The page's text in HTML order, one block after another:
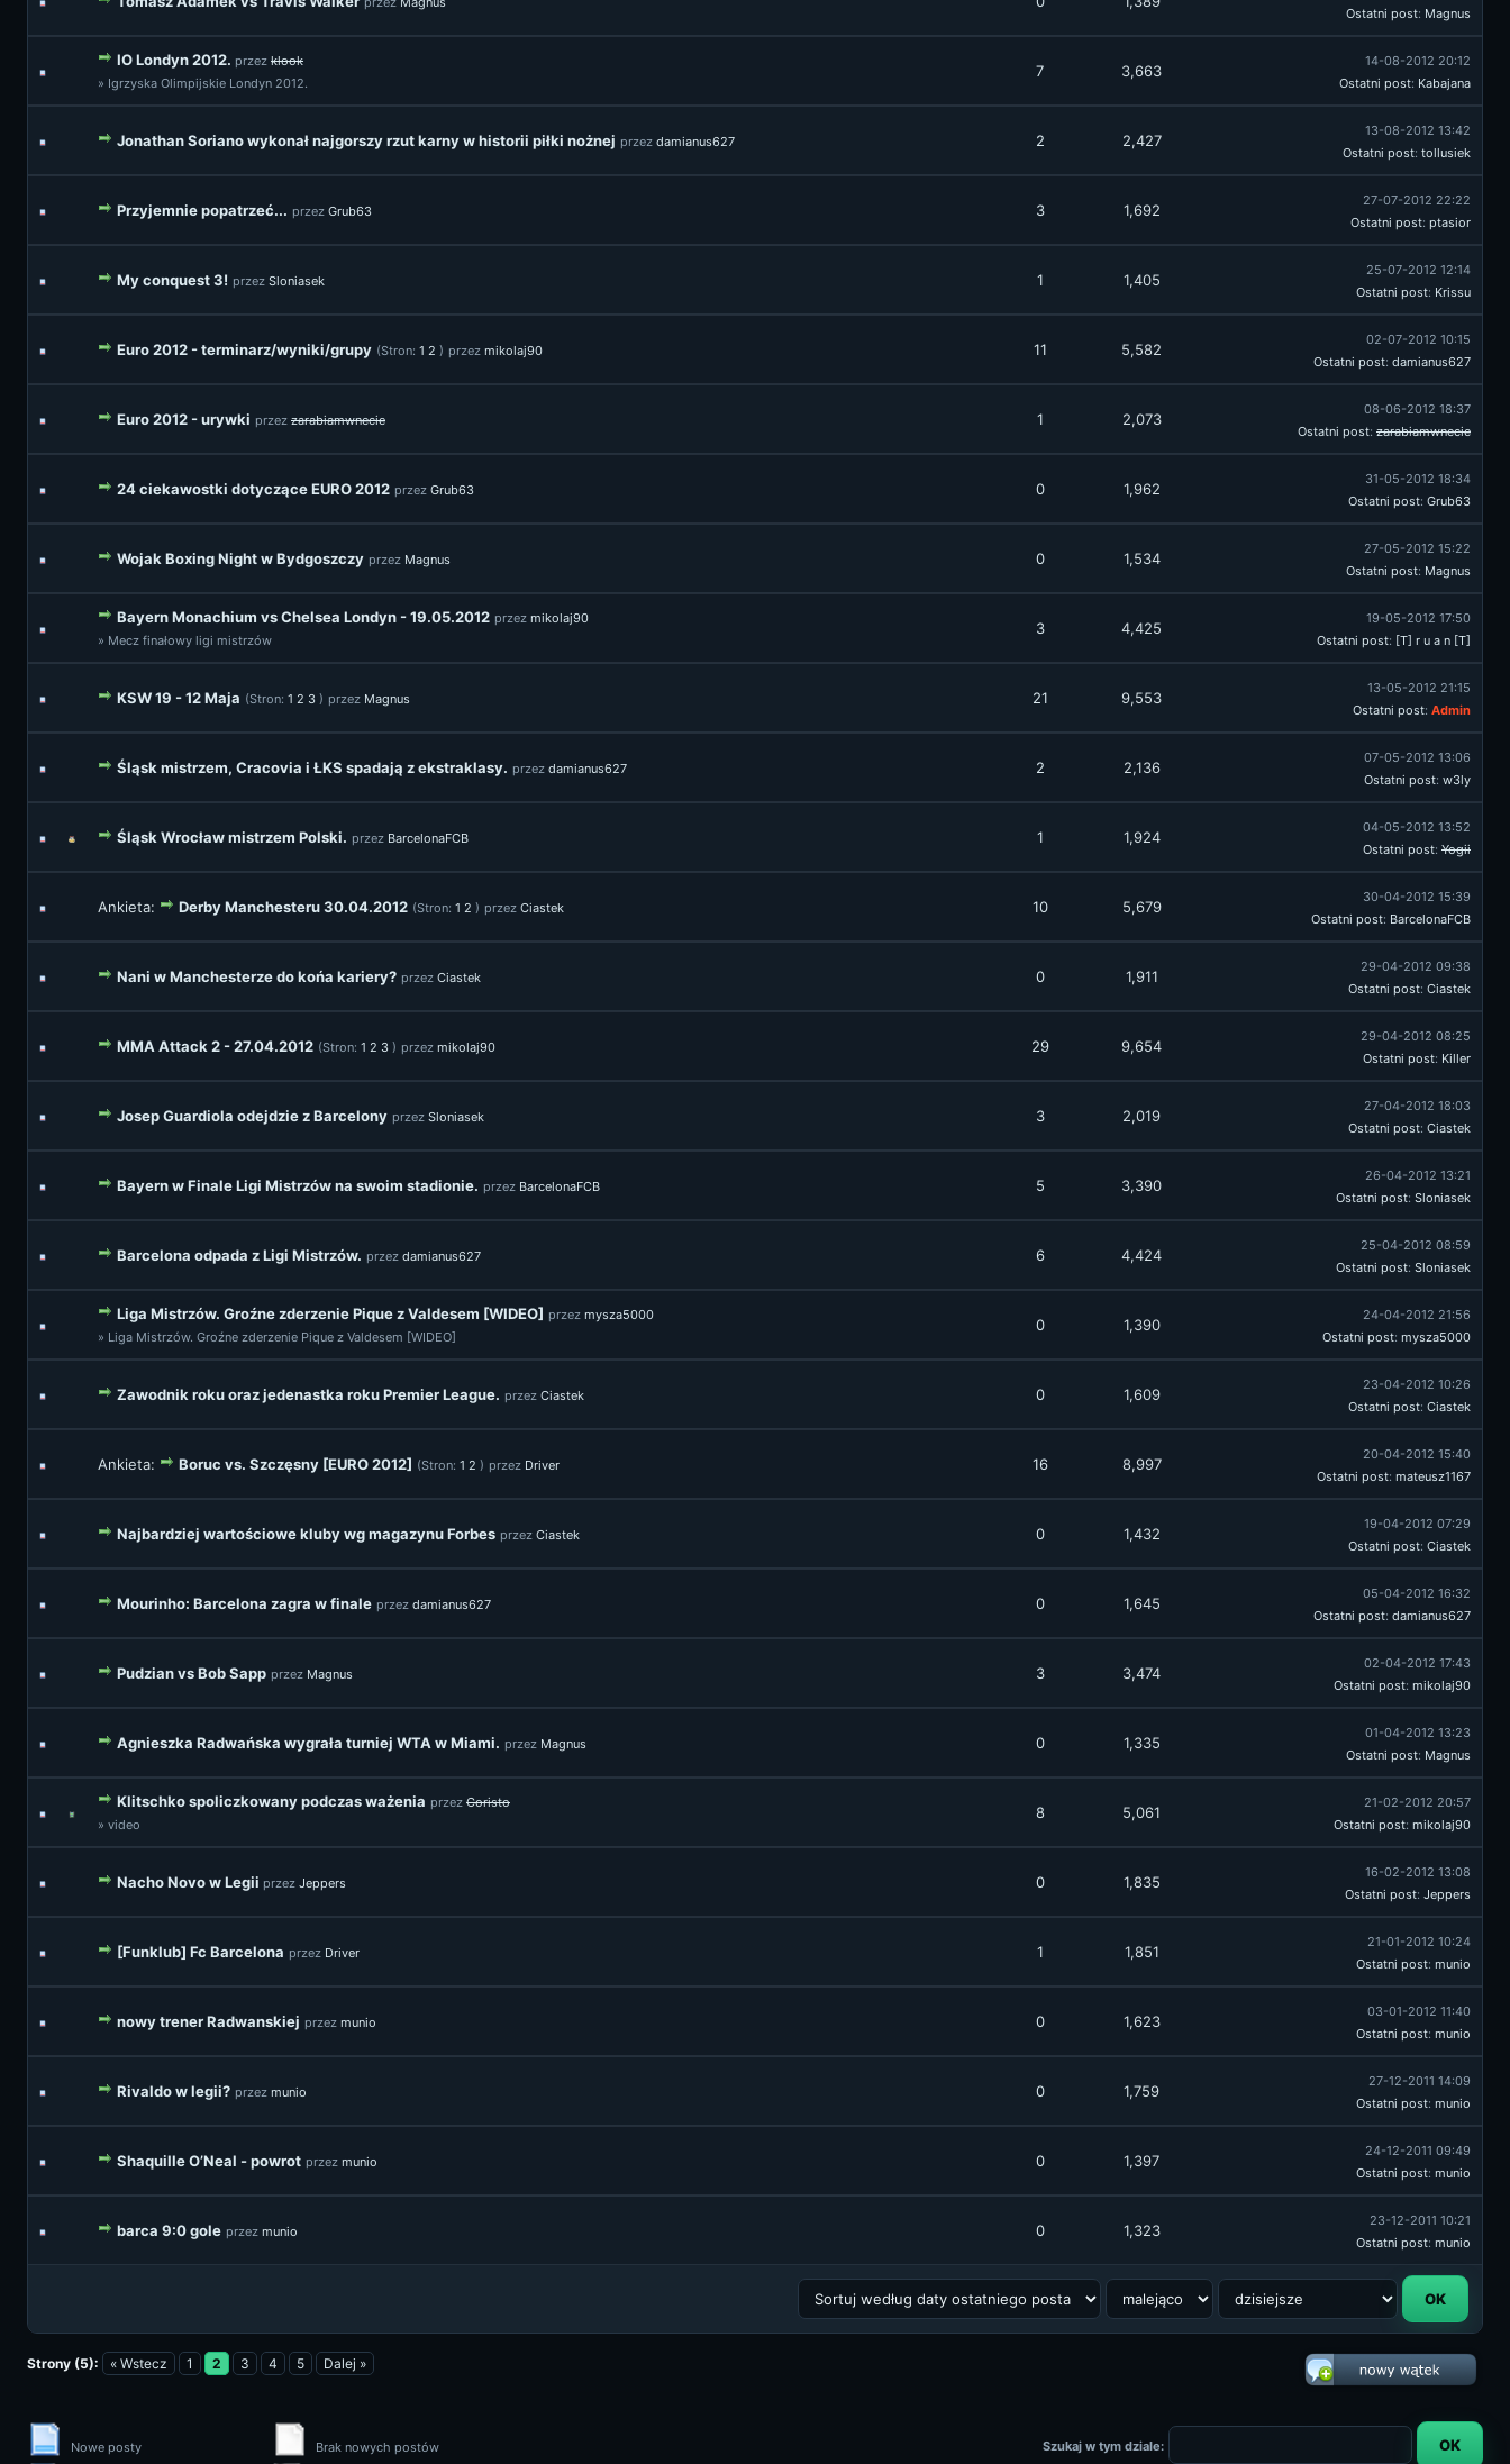
Ostatni post: Magnus
IO Londyn 2012. przez klook
» Igrzyska Olimpijskie Londyn 2012.
7 3,663
14-08-2012 20:12
Ostatni post: Kabajana
Jonathan Soriano wykonał najgorszy rzut karny w historii piłki nożnej przez damianus627 2 2,427
13-08-2012 13:42
Ostatni post: tollusiek
Przyjemnie popatrzeć... przez Grub63 3 1,692
27-07-2012 22:22
Ostatni post: ptasior
My conquest 3! przez Sloniasek 1 1,405
25-07-2012 12:14
Ostatni post: Krissu
Euro 2012 - terminarz/wyniki/grupy (Stron: 1 2 ) przez mikolaj90 11 5,582
02-07-2012 10:15
Ostatni post: damianus627
Euro 2012 - urywki przez zarabiamwnecie 1 2,073
08-06-2012 18:37
Ostatni post: zarabiamwnecie
24 ciekawostki dotyczące EURO 2012 przez Grub63 0 1,962
31-05-2012 18:34
Ostatni post: Grub63
Wojak Boxing Night w Bydgoszczy przez Magnus 0 1,534
27-05-2012 15:22
Ostatni post: Magnus
Bayern Monachium vs Chelsea Londyn - 19.05.2012 przez mikolaj90
» Mecz finałowy ligi mistrzów
3 4,425
19-05-2012 17:50
Ostatni post: [T] r u a n [T]
KSW 19 - 12 Maja (Stron: 1 2 3 ) przez Magnus 21 9,553
13-05-2012 21:15
Ostatni post: Admin
Śląsk mistrzem, Cracovia i ŁKS spadają z ekstraklasy. przez damianus627 2 2,136
07-05-2012 13:06
Ostatni post: w3ly
Śląsk Wrocław mistrzem Polski. przez BarcelonaFCB 1 1,924
04-05-2012 13:52
Ostatni post: Yogii
Ankieta: Derby Manchesteru 30.04.2012 (Stron: 1 2 ) przez Ciastek 10 5,679
30-04-2012 15:39
Ostatni post: BarcelonaFCB
Nani w Manchesterze do końa kariery? przez Ciastek 0 1,911
29-04-2012 09:38
Ostatni post: Ciastek
MMA Attack 2 - 27.04.2012 (Stron: 1 2 3 ) przez mikolaj90 29 9,654
29-04-2012 08:25
Ostatni post: Killer
Josep Guardiola odejdzie z Barcelony przez Sloniasek 3 2,019
27-04-2012 18:03
Ostatni post: Ciastek
Bayern w Finale Ligi Mistrzów na swoim stadionie. przez BarcelonaFCB 5 3,390
26-04-2012 13:21
Ostatni post: Sloniasek
Barcelona odpada z Ligi Mistrzów. przez damianus627 6 4,424
25-04-2012 08:59
Ostatni post: Sloniasek
Liga Mistrzów. Groźne zderzenie Pique z Valdesem [WIDEO] przez mysza5000
» Liga Mistrzów. Groźne zderzenie Pique z Valdesem [WIDEO]
0 1,390
24-04-2012 21:56
Ostatni post: mysza5000
Zawodnik roku oraz jedenastka roku Premier League. przez Ciastek 0 1,609
23-04-2012 10:26
Ostatni post: Ciastek
Ankieta: Boruc vs. Szczęsny [EURO 2012] (Stron: 1 2 ) przez Driver 16 8,997
20-04-2012 15:40
Ostatni post: mateusz1167
Najbardziej wartościowe kluby wg magazynu Forbes przez Ciastek 0 1,432
19-04-2012 07:29
Ostatni post: Ciastek
Mourinho: Barcelona zagra w finale przez damianus627 0 1,645
05-04-2012 16:32
Ostatni post: damianus627
Pudzian vs Bob Sapp przez Magnus 3 3,474
02-04-2012 17:43
Ostatni post: mikolaj90
Agnieszka Radwańska wygrała turniej WTA w Miami. przez Magnus 0 1,335
01-04-2012 13:23
Ostatni post: Magnus
Klitschko spoliczkowany podczas ważenia przez Coristo
» video
8 5,061
21-02-2012 20:57
Ostatni post: mikolaj90
Nacho Novo w Legii przez Jeppers 0 1,835
16-02-2012 13:08
Ostatni post: Jeppers
[Funklub] Fc Barcelona przez Driver 1 1,851
21-01-2012 10:24
Ostatni post: munio
nowy trener Radwanskiej przez munio 0 1,623
03-01-2012 11:40
Ostatni post: munio
Rivaldo w legii? przez munio 0 1,759
27-12-2011 14:09
Ostatni post: munio
Shaquille O’Neal - powrot przez munio 0 1,397
24-12-2011 09:49
Ostatni post: munio
barca 9:0 gole przez munio 0 1,323
23-12-2011 10:21
Ostatni post: munio
Strony (5): « Wstecz 1 2 3 4 5 Dalej »
Nowe posty Brak nowych postów Szukaj w tym dziale: